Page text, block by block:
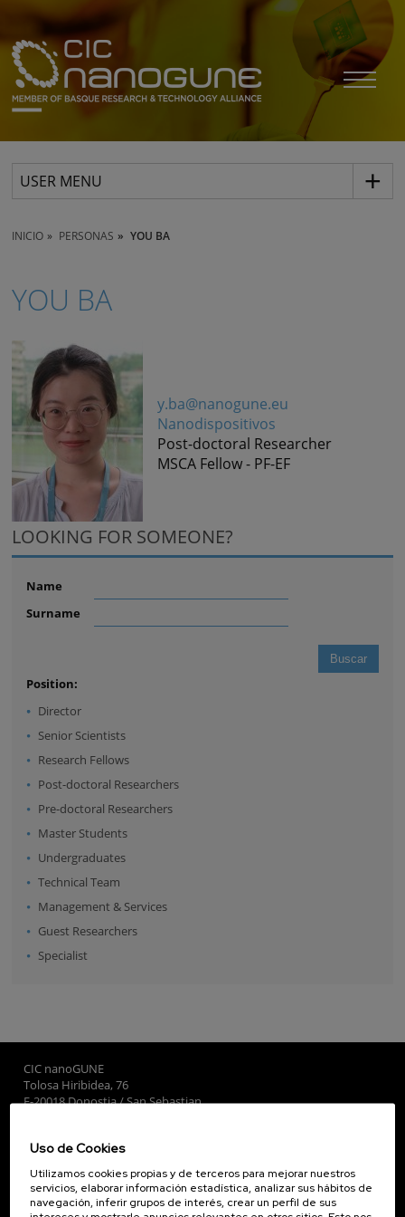
USER MENU
INICIO PERSONAS YOU BA
YOU BA
y.ba@nanogune.eu
Nanodispositivos
Post-doctoral Researcher
MSCA Fellow - PF-EF
LOOKING FOR SOMEONE?
Name
Surname
Position:
Director
Senior Scientists
Research Fellows
Post-doctoral Researchers
Pre-doctoral Researchers
Master Students
Undergraduates
Technical Team
Management & Services
Guest Researchers
Specialist
CIC nanoGUNE
Tolosa Hiribidea, 76
E-20018 Donostia / San Sebastian
Subscribe to our Newsletter
nanoGUNE
Uso de Cookies
Utilizamos cookies propias y de terceros para mejorar nuestros
servicios, elaborar información estadística, analizar sus hábitos de
navegación, inferir grupos de interés, crear un perfil de sus